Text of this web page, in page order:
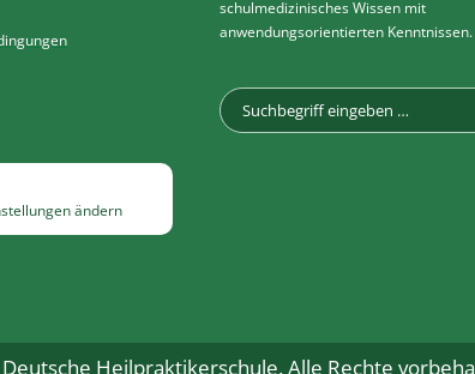
ändern
schulmedizinisches Wissen mit
anwendungsorientierten Kenntnissen.
Heilpraktikerschule. Alle Rechte